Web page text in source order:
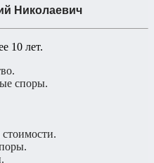
Николаевич
10 лет.
споры.